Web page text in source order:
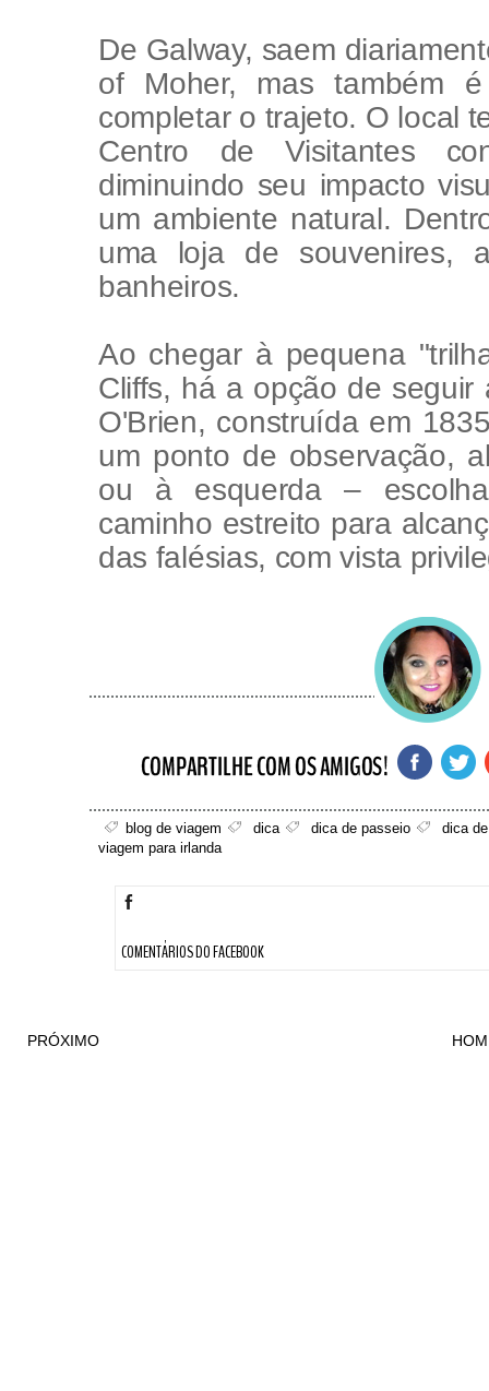
De Galway, saem
of Moher, mas também
completar o trajeto. O local
Centro de Visitantes
diminuindo seu impacto
um ambiente natural.
uma loja de souvenires,
banheiros.
Ao chegar à pequena
Cliffs, há a opção de
O'Brien, construída em
um ponto de observação,
ou à esquerda –
caminho estreito para
das falésias, com vista
blog de viagem dica dica de passeio
dica
viagem para irlanda
COMENTÁRIOS DO FACEBOOK
PRÓXIMO